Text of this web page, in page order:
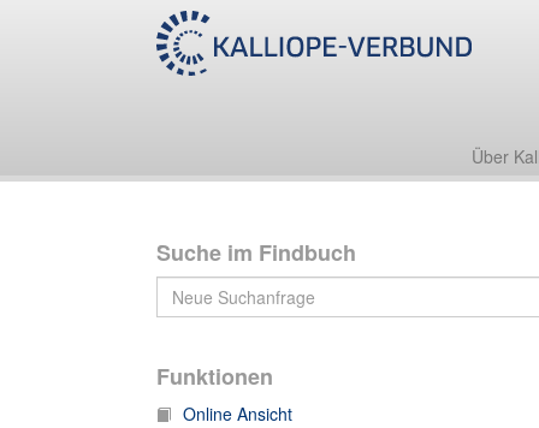
Über
Suche im Findbuch
Funktionen
Online Ansicht
Nachlass Georg Benno Gruber
Briefe